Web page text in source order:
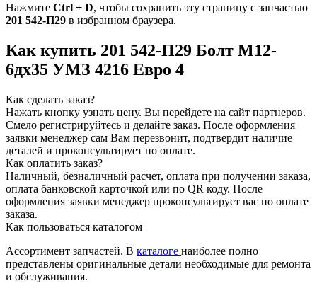
Нажмите Ctrl + D, чтобы сохранить эту страницу с запчастью
201 542-П29 в избранном браузера.
Как купить 201 542-П29 Болт М12-
6дх35 УМЗ 4216 Евро 4
Как сделать заказ?
Нажать кнопку узнать цену. Вы перейдете на сайт партнеров.
Смело регистрируйтесь и делайте заказ. После оформления
заявки менеджер сам Вам перезвонит, подтвердит наличие
деталей и проконсультирует по оплате.
Как оплатить заказ?
Наличный, безналичный расчет, оплата при получении заказа,
оплата банковской карточкой или по QR коду. После
оформления заявки менеджер проконсультирует вас по оплате
заказа.
Как пользоваться каталогом
Ассортимент запчастей. В каталоге наиболее полно
представлены оригинальные детали необходимые для ремонта
и обслуживания.